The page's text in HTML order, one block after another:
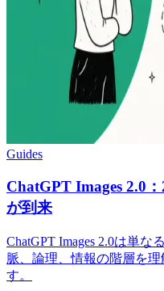
Guides
ChatGPT Images 2.0
が到来
ChatGPT Images 2.0は単
脈、論理、情報の階層を
す。